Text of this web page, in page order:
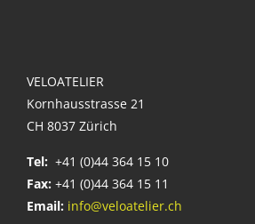
VELOATELIER
Kornhausstrasse 21
CH 8037 Zürich
Tel: +41 (0)44 364 15 10
Fax: +41 (0)44 364 15 11
Email: info@veloatelier.ch